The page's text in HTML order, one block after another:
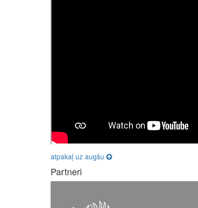
atpakaļ uz augšu
Partneri